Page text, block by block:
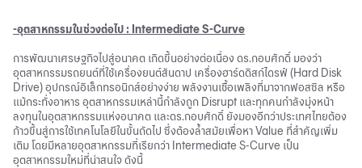
-อุตสาหกรรมในช่วงต่อไป : Intermediate S-Curve
การพัฒนาเศรษฐกิจไปสู่อนาคต เกิดขึ้นอย่างต่อเนื่อง ดร.กอบศักดิ์ มองว่า
อุตสาหกรรมรถยนต์ที่ใช้เครื่องยนต์สันดาป เครื่องฮาร์ดดิสก์ไดรฟ์ (Hard Disk
Drive) อุปกรณ์อิเล็กทรอนิกส์อย่างง่าย พลังงานเชื้อเพลิงที่มาจากฟอสซิล หรือ
แม้กระทั่งอาหาร อุตสาหกรรมเหล่านี้กำลังถูก Disrupt และทุกคนกำลังมุ่งหน้า
ลงทุนในอุตสาหกรรมแห่งอนาคต และดร.กอบศักดิ์ ยังมองอีกว่าประเทศไทยต้อง
ก้าวขึ้นสู่การใช้เทคโนโลยีในขั้นถัดไป ซึ่งต้องล้ำสมัยเพื่อหา Value ที่สำคัญเพิ่ม
เติม โดยมีหลายอุตสาหกรรมที่เรียกว่า Intermediate S-Curve เป็น
อุตสาหกรรมใหม่ที่น่าสนใจ ดังนี้